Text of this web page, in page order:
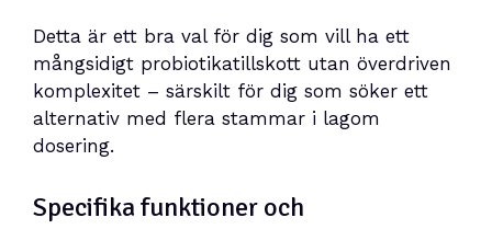
Detta är ett bra val för dig som vill ha ett
mångsidigt probiotikatillskott utan överdriven
komplexitet – särskilt för dig som söker ett
alternativ med flera stammar i lagom
dosering.
Specifika funktioner och